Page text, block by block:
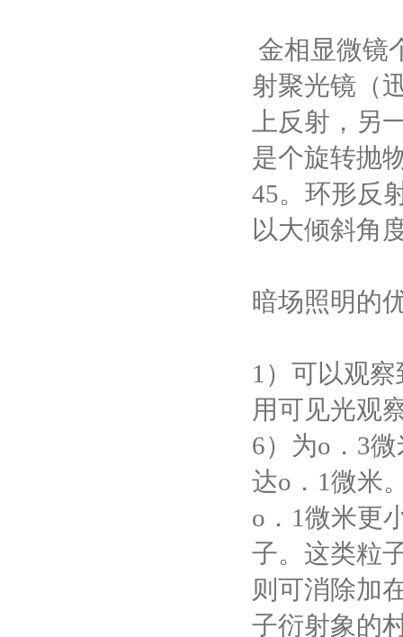
金相显微镜
射聚光镜 （
上反射，
是个旋转抛
45。环形反
以大倾斜角
暗场照明的
1） 可以观
用可见光观
6） 为o ． 3微
达o ． 1微米
o ． 1微米更
子。这类粒
则可消除加
子衍射象的